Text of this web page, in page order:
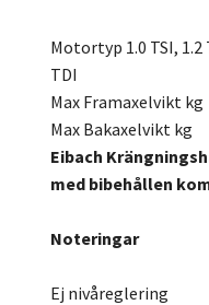
Motortyp 1.0 TSI, 1.2
TDI
Max Framaxelvikt kg
Max Bakaxelvikt kg
Eibach
med bibehållen
Noteringar
Ej nivåreglering